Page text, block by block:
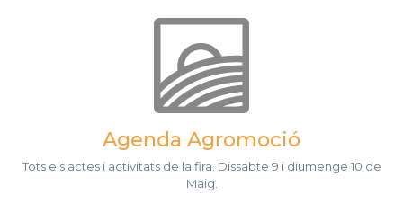
Agenda Agromoció
Tots els actes i activitats de la fira. Dissabte 9 i diumenge 10 de
Maig.